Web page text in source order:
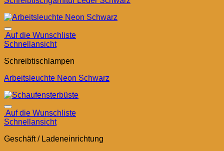
Auf die Wunschliste
Schnellansicht
Schreibtischlampen
Arbeitsleuchte Neon Schwarz
Auf die Wunschliste
Schnellansicht
Geschäft / Ladeneinrichtung